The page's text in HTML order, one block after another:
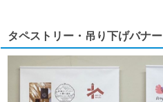
タペストリー・吊り下げバナー